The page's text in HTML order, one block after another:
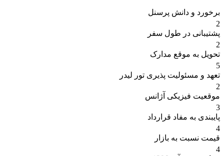
برخورد و دانش پرسنل
2
پشتیبانی در طول سفر
2
تحویل به موقع مدارک
5
تعهد و مسئولیت پذیری تور لیدر
2
موقعیت فیزیکی آژانس
3
پایبندی به مفاد قرارداد
4
قیمت نسبت به بازار
4